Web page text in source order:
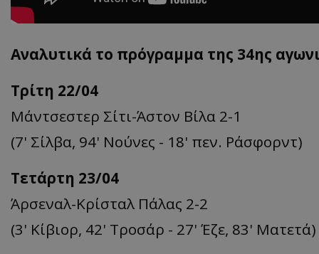
Αναλυτικά το πρόγραμμα της 34ης
Τρίτη 22/04
Μάντσεστερ Σίτι-Άστον Βίλα 2-1
(7' Σίλβα, 94' Νούνες - 18' πεν. Ράσφορντ)
Τετάρτη 23/04
Άρσεναλ-Κρίσταλ Πάλας 2-2
(3' Κίβιορ, 42' Τροσάρ - 27' Έζε, 83' Ματετά)